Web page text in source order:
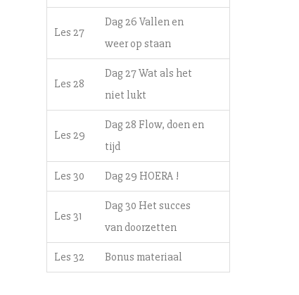
Les 27
Dag 26 Vallen en
weer op staan
Les 28
Dag 27 Wat als het
niet lukt
Les 29
Dag 28 Flow, doen en
tijd
Les 30 Dag 29 HOERA !
Les 31
Dag 30 Het succes
van doorzetten
Les 32 Bonus materiaal